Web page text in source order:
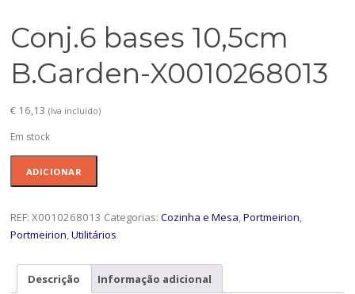
Conj.6 bases 10,5cm
B.Garden-X0010268013
€ 16,13 (Iva incluído)
Em stock
bases
10,5cm
X0010268013
ADICIONAR
REF:X0010268013 Categorias:Cozinha e Mesa,Portmeirion,
Portmeirion,Utilitários
Descrição Informação adicional